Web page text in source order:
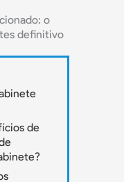
o
definitivo
de